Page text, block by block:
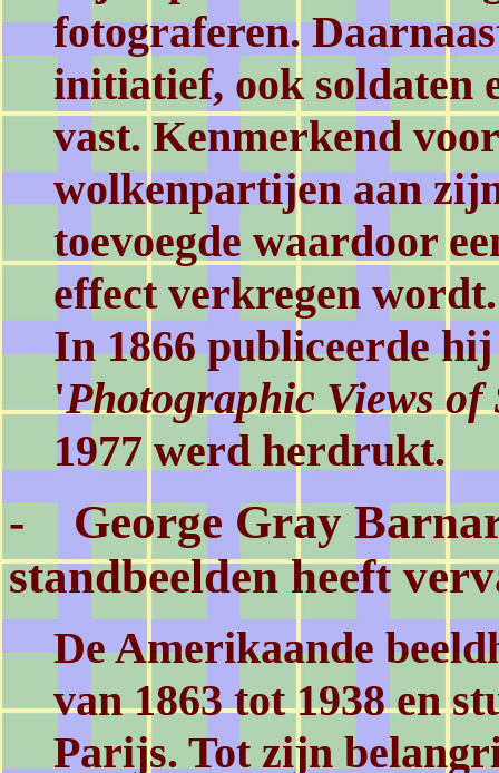
fotograferen.
initiatief, ook soldaten
vast. Kenmerkend
wolkenpartijen aan
toevoegde waardoor
effect verkregen wordt.
In 1866 publiceerde
'Photographic Views
1977 werd herdrukt.
- George Gray
standbeelden heeft
De Amerikaande
van 1863 tot 1938 en
Parijs. Tot zijn